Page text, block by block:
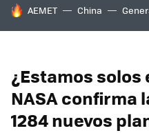
HOY SE HABLA DE
AEMET China
¿Estamos solos
NASA confirma
1284 nuevos